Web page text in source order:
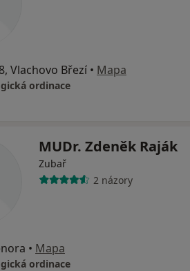
Vlachovo Březí • Mapa
ordinace
MUDr. Zdeněk Raják
Zubař
2 názory
• Mapa
ordinace